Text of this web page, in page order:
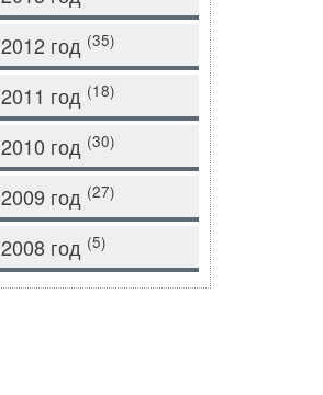
2012 год (35)
2011 год (18)
2010 год (30)
2009 год (27)
2008 год (5)